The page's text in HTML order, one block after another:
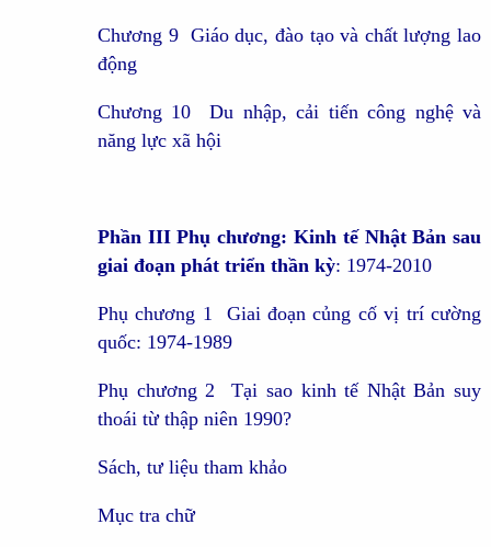
Chương 9 Giáo dục, đào tạo và chất lượng lao
động
Chương 10 Du nhập, cải tiến công nghệ và
năng lực xã hội
Phần III Phụ chương: Kinh tế Nhật Bản sau
giai đoạn phát triển thần kỳ: 1974-2010
Phụ chương 1 Giai đoạn củng cố vị trí cường
quốc: 1974-1989
Phụ chương 2 Tại sao kinh tế Nhật Bản suy
thoái từ thập niên 1990?
Sách, tư liệu tham khảo
Mục tra chữ